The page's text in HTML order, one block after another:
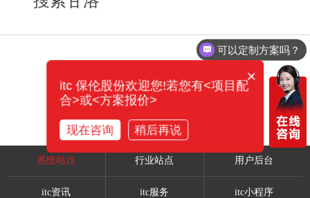
系统站点 行业站点 用户后台
itc资讯 itc服务 itc小程序
可以定制方案吗？
×
itc 保伦股份欢迎您!若您有<项目配
合>或<方案报价>
现在咨询 稍后再说